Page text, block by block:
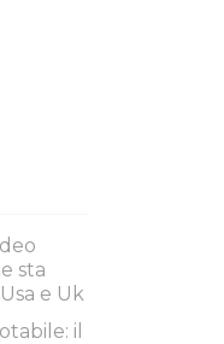
sta
e Uk
il